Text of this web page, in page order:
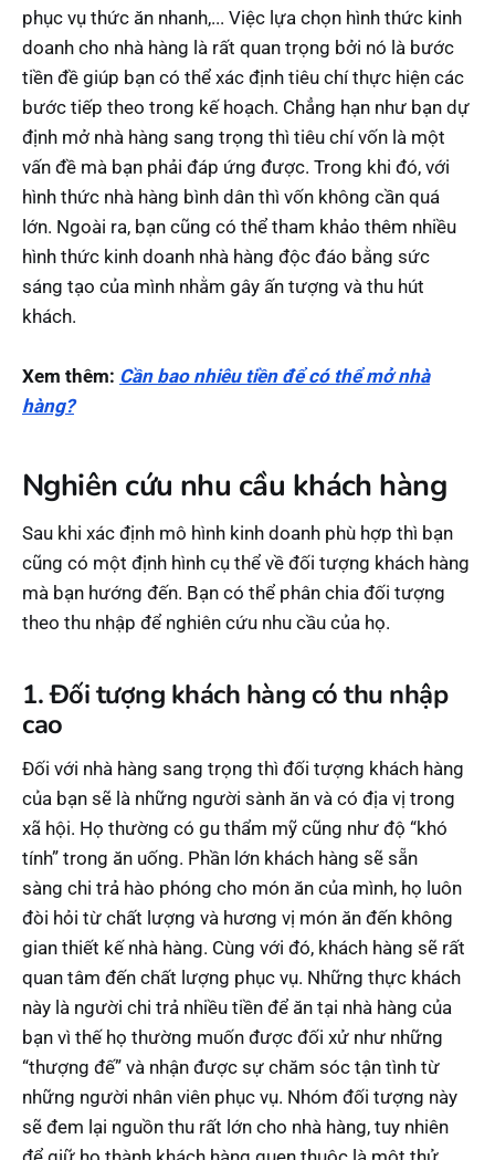
phục vụ thức ăn nhanh,... Việc lựa chọn hình thức kinh
doanh cho nhà hàng là rất quan trọng bởi nó là bước
tiền đề giúp bạn có thể xác định tiêu chí thực hiện các
bước tiếp theo trong kế hoạch. Chẳng hạn như bạn dự
định mở nhà hàng sang trọng thì tiêu chí vốn là một
vấn đề mà bạn phải đáp ứng được. Trong khi đó, với
hình thức nhà hàng bình dân thì vốn không cần quá
lớn. Ngoài ra, bạn cũng có thể tham khảo thêm nhiều
hình thức kinh doanh nhà hàng độc đáo bằng sức
sáng tạo của mình nhằm gây ấn tượng và thu hút
khách.
Xem thêm: Cần bao nhiêu tiền để có thể mở nhà
hàng?
Nghiên cứu nhu cầu khách hàng
Sau khi xác định mô hình kinh doanh phù hợp thì bạn
cũng có một định hình cụ thể về đối tượng khách hàng
mà bạn hướng đến. Bạn có thể phân chia đối tượng
theo thu nhập để nghiên cứu nhu cầu của họ.
1. Đối tượng khách hàng có thu nhập
cao
Đối với nhà hàng sang trọng thì đối tượng khách hàng
của bạn sẽ là những người sành ăn và có địa vị trong
xã hội. Họ thường có gu thẩm mỹ cũng như độ “khó
tính” trong ăn uống. Phần lớn khách hàng sẽ sẵn
sàng chi trả hào phóng cho món ăn của mình, họ luôn
đòi hỏi từ chất lượng và hương vị món ăn đến không
gian thiết kế nhà hàng. Cùng với đó, khách hàng sẽ rất
quan tâm đến chất lượng phục vụ. Những thực khách
này là người chi trả nhiều tiền để ăn tại nhà hàng của
bạn vì thế họ thường muốn được đối xử như những
“thượng đế” và nhận được sự chăm sóc tận tình từ
những người nhân viên phục vụ. Nhóm đối tượng này
sẽ đem lại nguồn thu rất lớn cho nhà hàng, tuy nhiên